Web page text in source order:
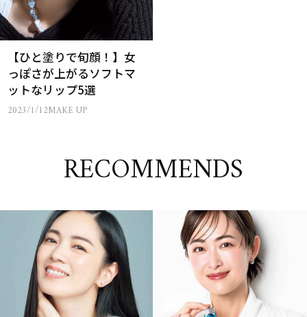
【ひと塗りで旬顔！】女
っぽさが上がるソフトマ
ットなリップ5選
2023/1/12MAKE UP
RECOMMENDS